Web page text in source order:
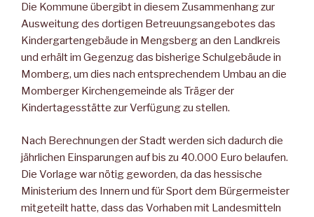
Die Kommune übergibt in diesem Zusammenhang zur
Ausweitung des dortigen Betreuungsangebotes das
Kindergartengebäude in Mengsberg an den Landkreis
und erhält im Gegenzug das bisherige Schulgebäude in
Momberg, um dies nach entsprechendem Umbau an die
Momberger Kirchengemeinde als Träger der
Kindertagesstätte zur Verfügung zu stellen.
Nach Berechnungen der Stadt werden sich dadurch die
jährlichen Einsparungen auf bis zu 40.000 Euro belaufen.
Die Vorlage war nötig geworden, da das hessische
Ministerium des Innern und für Sport dem Bürgermeister
mitgeteilt hatte, dass das Vorhaben mit Landesmitteln